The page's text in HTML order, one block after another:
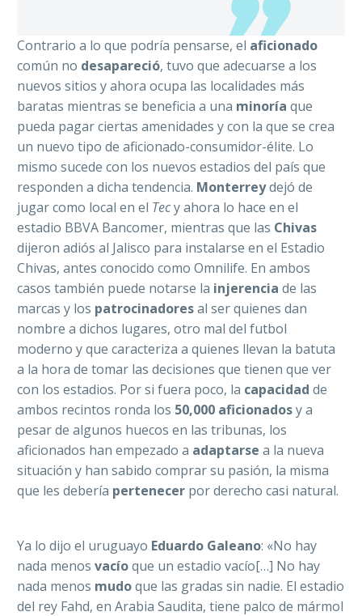
Contrario a lo que podría pensarse, el aficionado
común no desapareció, tuvo que adecuarse a los
nuevos sitios y ahora ocupa las localidades más
baratas mientras se beneficia a una minoría que
pueda pagar ciertas amenidades y con la que se crea
un nuevo tipo de aficionado-consumidor-élite. Lo
mismo sucede con los nuevos estadios del país que
responden a dicha tendencia. Monterreydejó de
jugar como local en el Tecy ahora lo hace en el
estadio BBVA Bancomer, mientras que las Chivas
dijeron adiós al Jalisco para instalarse en el Estadio
Chivas, antes conocido como Omnilife. En ambos
casos también puede notarse la injerencia de las
marcas y los patrocinadoresal ser quienes dan
nombre a dichos lugares, otro mal del futbol
moderno y que caracteriza a quienes llevan la batuta
a la hora de tomar las decisiones que tienen que ver
con los estadios. Por si fuera poco, la capacidad de
ambos recintos ronda los 50,000 aficionadosy a
pesar de algunos huecos en las tribunas, los
aficionados han empezado a adaptarse a la nueva
situación y han sabido comprar su pasión, la misma
que les debería pertenecer por derecho casi natural.
Ya lo dijo el uruguayo Eduardo Galeano: «No hay
nada menos vacíoque un estadio vacío[…] No hay
nada menos mudoque las gradas sin nadie. El estadio
del rey Fahd, en Arabia Saudita, tiene palco de mármol